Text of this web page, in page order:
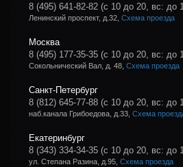
8 (495) 641-82-82 (с 10 до 20, вс: до
Ленинский проспект, д.32, Схема проезда
Москва
8 (495) 177-35-35 (с 10 до 20, вс: до
Сокольнический Вал, д. 48, Схема проезда
Санкт-Петербург
8 (812) 645-77-88 (с 10 до 20, вс: до
наб.канала Грибоедова, д.33, Схема
Екатеринбург
8 (343) 334-34-35 (с 10 до 20, вс: до
ул. Степана Разина, д.95, Схема проезда